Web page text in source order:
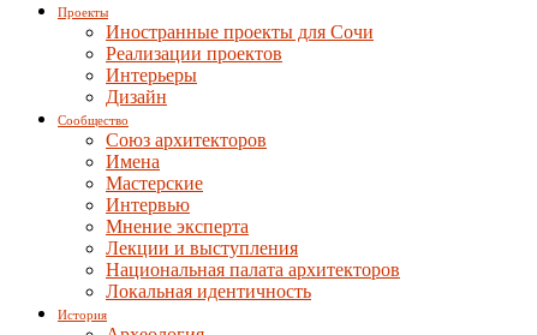
Проекты
Иностранные проекты для Сочи
Реализации проектов
Интерьеры
Дизайн
Сообщество
Союз архитекторов
Имена
Мастерские
Интервью
Мнение эксперта
Лекции и выступления
Национальная палата архитекторов
Локальная идентичность
История